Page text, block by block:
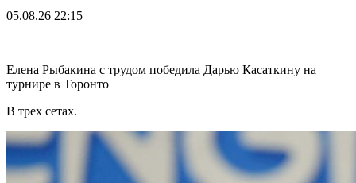
05.08.26 22:15
Елена Рыбакина с трудом победила Дарью Касаткину на
турнире в Торонто
В трех сетах.